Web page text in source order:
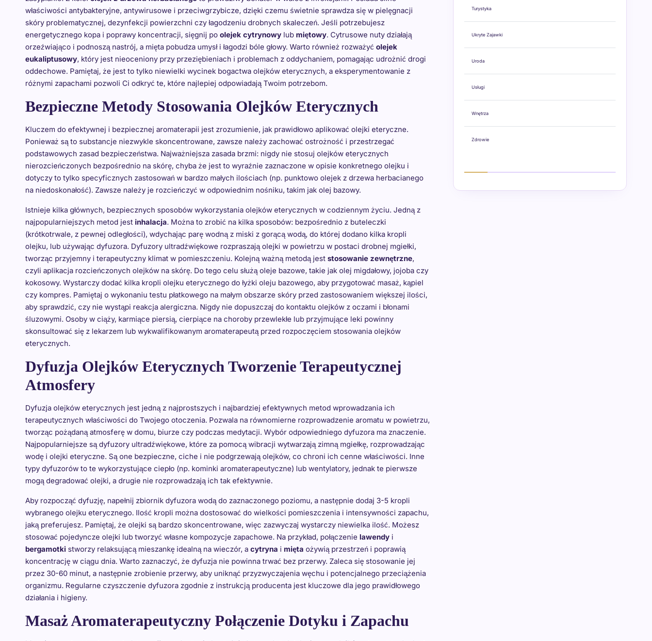
właściwości antybakteryjne, antywirusowe i przeciwgrzybicze, dzięki czemu świetnie sprawdza się w pielęgnacji
skóry problematycznej, dezynfekcji powierzchni czy łagodzeniu drobnych skaleczeń. Jeśli potrzebujesz
energetycznego kopa i poprawy koncentracji, sięgnij po olejek cytrynowy lub miętowy. Cytrusowe nuty działają
orzeźwiająco i podnoszą nastrój, a mięta pobudza umysł i łagodzi bóle głowy. Warto również rozważyć olejek
eukaliptusowy, który jest nieoceniony przy przeziębieniach i problemach z oddychaniem, pomagając udrożnić drogi
oddechowe. Pamiętaj, że jest to tylko niewielki wycinek bogactwa olejków eterycznych, a eksperymentowanie z
różnymi zapachami pozwoli Ci odkryć te, które najlepiej odpowiadają Twoim potrzebom.
Bezpieczne Metody Stosowania Olejków Eterycznych
Kluczem do efektywnej i bezpiecznej aromaterapii jest zrozumienie, jak prawidłowo aplikować olejki eteryczne.
Ponieważ są to substancje niezwykle skoncentrowane, zawsze należy zachować ostrożność i przestrzegać
podstawowych zasad bezpieczeństwa. Najważniejsza zasada brzmi: nigdy nie stosuj olejków eterycznych
nierozcieńczonych bezpośrednio na skórę, chyba że jest to wyraźnie zaznaczone w opisie konkretnego olejku i
dotyczy to tylko specyficznych zastosowań w bardzo małych ilościach (np. punktowo olejek z drzewa herbacianego
na niedoskonałość). Zawsze należy je rozcieńczyć w odpowiednim nośniku, takim jak olej bazowy.
Istnieje kilka głównych, bezpiecznych sposobów wykorzystania olejków eterycznych w codziennym życiu. Jedną z
najpopularniejszych metod jest inhalacja. Można to zrobić na kilka sposobów: bezpośrednio z buteleczki
(krótkotrwale, z pewnej odległości), wdychając parę wodną z miski z gorącą wodą, do której dodano kilka kropli
olejku, lub używając dyfuzora. Dyfuzory ultradźwiękowe rozpraszają olejki w powietrzu w postaci drobnej mgiełki,
tworząc przyjemny i terapeutyczny klimat w pomieszczeniu. Kolejną ważną metodą jest stosowanie zewnętrzne,
czyli aplikacja rozcieńczonych olejków na skórę. Do tego celu służą oleje bazowe, takie jak olej migdałowy, jojoba czy
kokosowy. Wystarczy dodać kilka kropli olejku eterycznego do łyżki oleju bazowego, aby przygotować masaż, kąpiel
czy kompres. Pamiętaj o wykonaniu testu płatkowego na małym obszarze skóry przed zastosowaniem większej ilości,
aby sprawdzić, czy nie wystąpi reakcja alergiczna. Nigdy nie dopuszczaj do kontaktu olejków z oczami i błonami
śluzowymi. Osoby w ciąży, karmiące piersią, cierpiące na choroby przewlekłe lub przyjmujące leki powinny
skonsultować się z lekarzem lub wykwalifikowanym aromaterapeutą przed rozpoczęciem stosowania olejków
eterycznych.
Dyfuzja Olejków Eterycznych Tworzenie Terapeutycznej
Atmosfery
Dyfuzja olejków eterycznych jest jedną z najprostszych i najbardziej efektywnych metod wprowadzania ich
terapeutycznych właściwości do Twojego otoczenia. Pozwala na równomierne rozprowadzenie aromatu w powietrzu,
tworząc pożądaną atmosferę w domu, biurze czy podczas medytacji. Wybór odpowiedniego dyfuzora ma znaczenie.
Najpopularniejsze są dyfuzory ultradźwiękowe, które za pomocą wibracji wytwarzają zimną mgiełkę, rozprowadzając
wodę i olejki eteryczne. Są one bezpieczne, ciche i nie podgrzewają olejków, co chroni ich cenne właściwości. Inne
typy dyfuzorów to te wykorzystujące ciepło (np. kominki aromaterapeutyczne) lub wentylatory, jednak te pierwsze
mogą degradować olejki, a drugie nie rozprowadzają ich tak efektywnie.
Aby rozpocząć dyfuzję, napełnij zbiornik dyfuzora wodą do zaznaczonego poziomu, a następnie dodaj 3-5 kropli
wybranego olejku eterycznego. Ilość kropli można dostosować do wielkości pomieszczenia i intensywności zapachu,
jaką preferujesz. Pamiętaj, że olejki są bardzo skoncentrowane, więc zazwyczaj wystarczy niewielka ilość. Możesz
stosować pojedyncze olejki lub tworzyć własne kompozycje zapachowe. Na przykład, połączenie lawendy i
bergamotki stworzy relaksującą mieszankę idealną na wieczór, a cytryna i mięta ożywią przestrzeń i poprawią
koncentrację w ciągu dnia. Warto zaznaczyć, że dyfuzja nie powinna trwać bez przerwy. Zaleca się stosowanie jej
przez 30-60 minut, a następnie zrobienie przerwy, aby uniknąć przyzwyczajenia węchu i potencjalnego przeciążenia
organizmu. Regularne czyszczenie dyfuzora zgodnie z instrukcją producenta jest kluczowe dla jego prawidłowego
działania i higieny.
Masaż Aromaterapeutyczny Połączenie Dotyku i Zapachu
Turystyka
Ukryte Zajawki
Uroda
Usługi
Wnętrza
Zdrowie